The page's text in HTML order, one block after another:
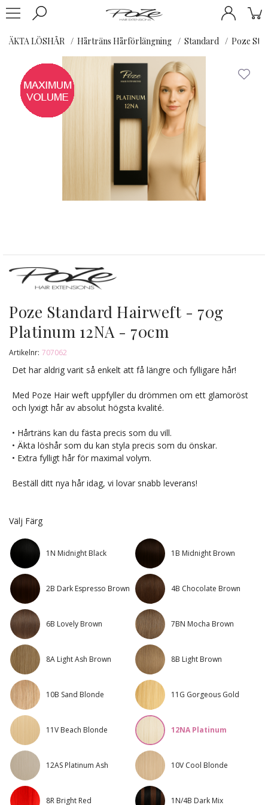
ÄKTA LÖSHÅR Hårträns Hårförlängning Standard Poze
Poze Standard Hairweft - 70g
Platinum 12NA - 70cm
Artikelnr: 707062
Det har aldrig varit så enkelt att få längre och fylligare hår!
Med Poze Hair weft uppfyller du drömmen om ett glamoröst
och lyxigt hår av absolut högsta kvalité.
• Hårträns kan du fästa precis som du vill.
• Äkta löshår som du kan styla precis som du önskar.
• Extra fylligt hår för maximal volym.
Beställ ditt nya hår idag, vi lovar snabb leverans!
Välj Färg
1N Midnight Black 1B Midnight Brown
2B Dark Espresso Brown 4B Chocolate Brown
6B Lovely Brown 7BN Mocha Brown
8A Light Ash Brown 8B Light Brown
10B Sand Blonde 11G Gorgeous Gold
11V Beach Blonde 12NA Platinum
12AS Platinum Ash 10V Cool Blonde
8R Bright Red 1N/4B Dark Mix